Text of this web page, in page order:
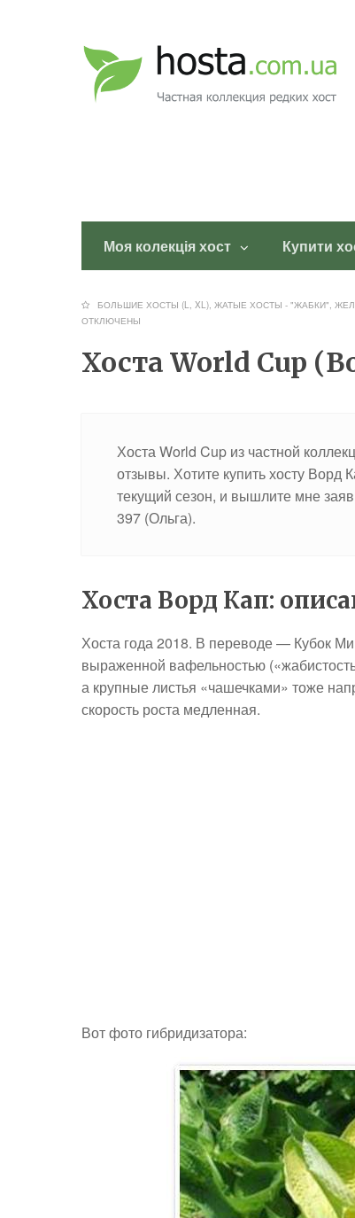
Моя колекція хост Купити
БОЛЬШИЕ ХОСТЫ (L, XL), ЖАТЫЕ ХОСТЫ - "ЖАБКИ",
ОТКЛЮЧЕНЫ
Хоста World Cup
Хоста World Cup из частной
отзывы. Хотите купить хосту Ворд
текущий сезон, и вышлите мне
397 (Ольга).
Хоста Ворд Кап:
Хоста года 2018. В переводе — Кубок
выраженной вафельностью
а крупные листья «чашечками» тоже
скорость роста медленная.
Вот фото гибридизатора: